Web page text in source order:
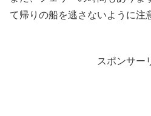
て帰りの船を逃さないように注
スポンサー